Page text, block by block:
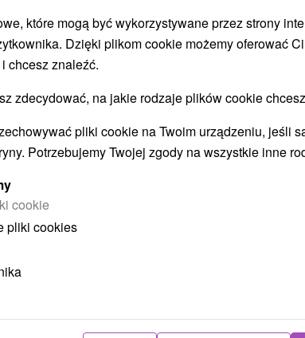
stref wellness lub fitness.
Załaduj więcej
TAKŻE
które mogą być wykorzystywane przez strony
Dzięki plikom cookie możemy oferować
chcesz znaleźć.
zdecydować, na jakie rodzaje plików cookie
pliki cookie na Twoim urządzeniu, jeśli
Potrzebujemy Twojej zgody na wszystkie inne
cookie
pliki cookies